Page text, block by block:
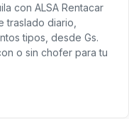
con ALSA Rentacar
traslado diario,
tipos, desde Gs.
o sin chofer para tu